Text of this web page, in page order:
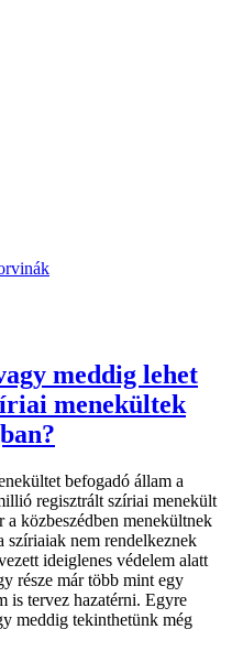
meddig lehet
menekültek
befogadó állam a
regisztrált szíriai menekült
közbeszédben menekültnek
szíriaiak nem rendelkeznek
ideiglenes védelem alatt
része már több mint egy
is tervez hazatérni. Egyre
meddig tekinthetünk még